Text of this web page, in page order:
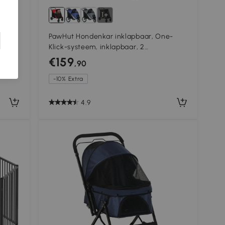
1+
PawHut Hondenkar inklapbaar, One-
Klick-systeem, inklapbaar, 2
veiligheidslijnen, Rood + Zwart
€159,90
-10% Extra
4.9